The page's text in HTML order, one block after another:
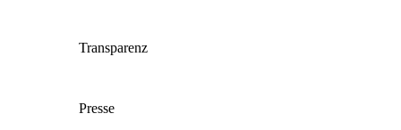
Transparenz
Presse